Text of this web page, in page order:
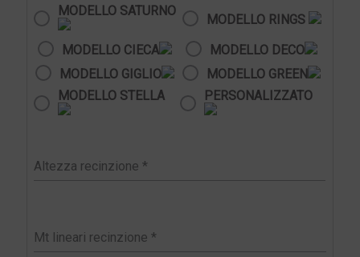
MODELLO SATURNO
MODELLO RINGS
MODELLO CIECA
MODELLO DECO
MODELLO GIGLIO
MODELLO GREEN
MODELLO STELLA
PERSONALIZZATO